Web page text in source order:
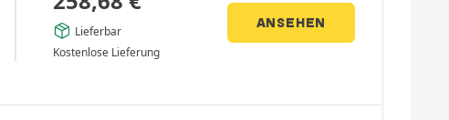
Lieferbar
Kostenlose Lieferung
ANSEHEN